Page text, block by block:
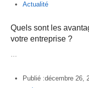
Actualité
Quels sont les
votre entreprise ?
…
Publié :décembre 26,